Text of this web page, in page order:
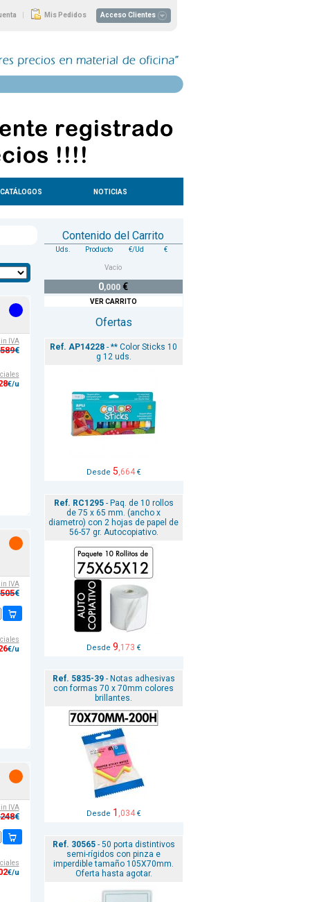
| Mis Pedidos Acceso Clientes
CATÁLOGOS NOTICIAS
IVA
€
€/u
IVA
€
€/u
IVA
€
€/u
Contenido del Carrito
Uds. Producto €/Ud €
Vacío
0,000 €
VER CARRITO
Ofertas
Ref. AP14228 - ** Color Sticks 10
g 12 uds.
Desde 5,664€
Ref. RC1295- Paq. de 10 rollos
de 75 x 65 mm. (ancho x
diametro) con 2 hojas de papel de
56-57 gr. Autocopiativo.
Desde 9,173 €
Ref. 5835-39- Notas adhesivas
con formas 70 x 70mm colores
brillantes.
Desde 1 ,034€
Ref. 30565- 50 porta distintivos
semi-rígidos con pinza e
imperdible tamaño 105X70mm.
Oferta hasta agotar.